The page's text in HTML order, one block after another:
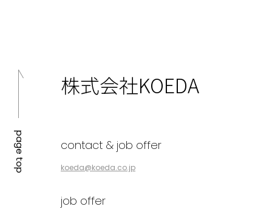
page top
株式会社KOEDA
contact & job offer
koeda@koeda.co.jp
job offer